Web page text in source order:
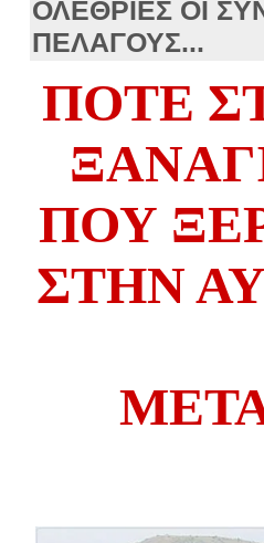
ΟΛΕΘΡΙΕΣ ΟΙ
ΠΕΛΑΓΟΥΣ...
ΠΟΤΕ
ΠΟΥ
ΣΤΗΝ